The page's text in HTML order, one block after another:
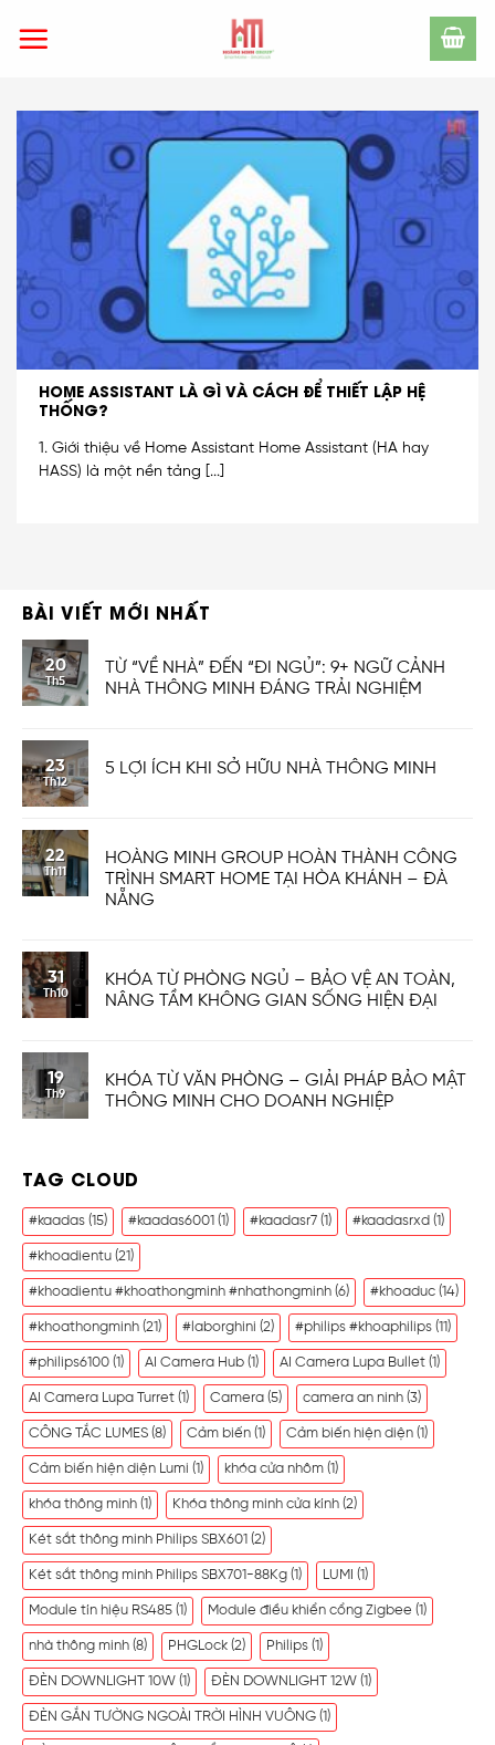
HOME ASSISTANT LÀ GÌ VÀ CÁCH ĐỂ THIẾT LẬP HỆ
THỐNG?
1. Giới thiệu về Home Assistant Home Assistant (HA hay
HASS) là một nền tảng [...]
BÀI VIẾT MỚI NHẤT
20
Th5
TỪ “VỀ NHÀ” ĐẾN “ĐI NGỦ”: 9+ NGỮ CẢNH
NHÀ THÔNG MINH ĐÁNG TRẢI NGHIỆM
23
Th12
5 LỢI ÍCH KHI SỞ HỮU NHÀ THÔNG MINH
22
Th11
HOÀNG MINH GROUP HOÀN THÀNH CÔNG
TRÌNH SMART HOME TẠI HÒA KHÁNH – ĐÀ
NẴNG
31
Th10
KHÓA TỪ PHÒNG NGỦ – BẢO VỆ AN TOÀN,
NÂNG TẦM KHÔNG GIAN SỐNG HIỆN ĐẠI
19
Th9
KHÓA TỪ VĂN PHÒNG – GIẢI PHÁP BẢO MẬT
THÔNG MINH CHO DOANH NGHIỆP
TAG CLOUD
#kaadas (15) #kaadas6001 (1) #kaadasr7 (1) #kaadasrxd (1)
#khoadientu (21)
#khoadientu #khoathongminh #nhathongminh (6) #khoaduc (14)
#khoathongminh (21) #laborghini (2) #philips #khoaphilips (11)
#philips6100 (1) AI Camera Hub (1) AI Camera Lupa Bullet (1)
AI Camera Lupa Turret (1) Camera (5) camera an ninh (3)
CÔNG TẮC LUMES (8) Cảm biến (1) Cảm biến hiện diện (1)
Cảm biến hiện diện Lumi (1) khóa cửa nhôm (1)
khóa thông minh (1) Khóa thông minh cửa kính (2)
Két sắt thông minh Philips SBX601 (2)
Két sắt thông minh Philips SBX701-88Kg (1) LUMI (1)
Module tín hiệu RS485 (1) Module điều khiển cổng Zigbee (1)
nhà thông minh (8) PHGLock (2) Philips (1)
ĐÈN DOWNLIGHT 10W (1) ĐÈN DOWNLIGHT 12W (1)
ĐÈN GẮN TƯỜNG NGOÀI TRỜI HÌNH VUÔNG (1)